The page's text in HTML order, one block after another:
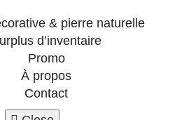
& pierre naturelle
d’inventaire
Promo
À propos
Contact